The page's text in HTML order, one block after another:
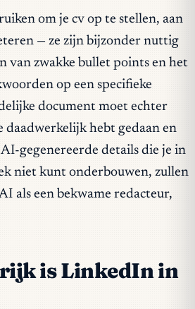
om je cv op te stellen, aan
— ze zijn bijzonder nuttig
van zwakke bullet points en het
op een specifieke
document moet echter
daadwerkelijk hebt gedaan en
gegenereerde details die je in
niet kunt onderbouwen, zullen
als een bekwame redacteur,
is LinkedIn in